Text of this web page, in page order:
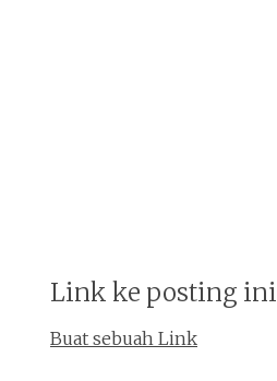
Link ke posting ini
Buat sebuah Link